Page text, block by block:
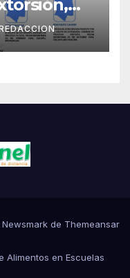
estatal:
Newsmark de Themeansar
Alimentos en Escuelas